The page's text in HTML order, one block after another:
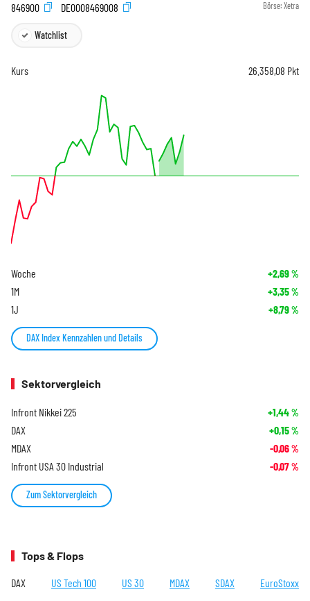
846900 DE0008469008 Börse: Xetra
Watchlist
Kurs 26.358,08 Pkt
Woche +2,69%
1M +3,35%
1J +8,79%
DAX Index Kennzahlen und Details
Sektorvergleich
Infront Nikkei 225 +1,44%
DAX +0,15%
MDAX -0,06%
Infront USA 30 Industrial -0,07%
Zum Sektorvergleich
Tops & Flops
DAX US Tech 100 US 30 MDAX SDAX EuroStoxx